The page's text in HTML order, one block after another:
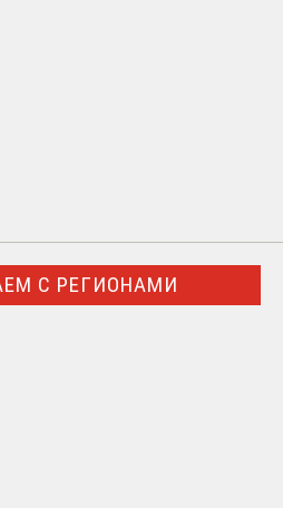
С РЕГИОНАМИ